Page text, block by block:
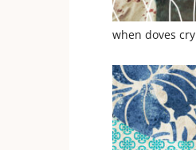
when doves cry